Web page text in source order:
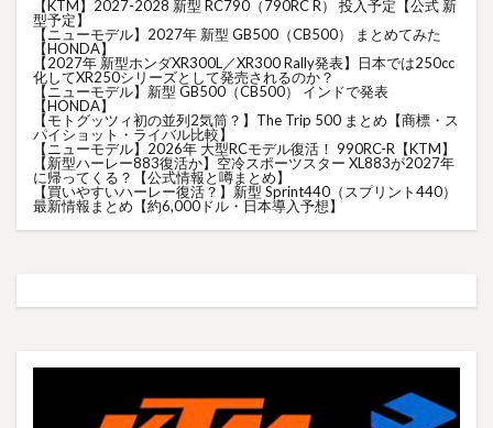
【KTM】2027-2028 新型 RC790（790RC R） 投入予定【公式 新
型予定】
【ニューモデル】2027年 新型 GB500（CB500） まとめてみた
【HONDA】
【2027年 新型ホンダXR300L／XR300 Rally発表】日本では250cc
化してXR250シリーズとして発売されるのか？
【ニューモデル】新型 GB500（CB500） インドで発表
【HONDA】
【モトグッツィ初の並列2気筒？】The Trip 500 まとめ【商標・ス
パイショット・ライバル比較】
【ニューモデル】2026年 大型RCモデル復活！ 990RC-R【KTM】
【新型ハーレー883復活か】空冷スポーツスター XL883が2027年
に帰ってくる？【公式情報と噂まとめ】
【買いやすいハーレー復活？】新型 Sprint440（スプリント440）
最新情報まとめ【約6,000ドル・日本導入予想】